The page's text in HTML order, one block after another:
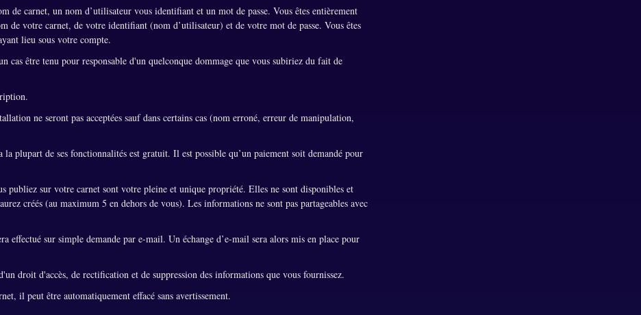
de carnet, un nom d’utilisateur vous identifiant et un mot de passe. Vous êtes entièrement
de votre carnet, de votre identifiant (nom d’utilisateur) et de votre mot de passe. Vous êtes
lieu sous votre compte.
cas être tenu pour responsable d'un quelconque dommage que vous subiriez du fait de
ne seront pas acceptées sauf dans certains cas (nom erroné, erreur de manipulation,
plupart de ses fonctionnalités est gratuit. Il est possible qu’un paiement soit demandé pour
publiez sur votre carnet sont votre pleine et unique propriété. Elles ne sont disponibles et
créés (au maximum 5 en dehors de vous). Les informations ne sont pas partageables avec
effectué sur simple demande par e-mail. Un échange d’e-mail sera alors mis en place pour
droit d'accès, de rectification et de suppression des informations que vous fournissez.
il peut être automatiquement effacé sans avertissement.